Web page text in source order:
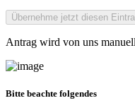
Antrag wird von uns
Bitte beachte folgendes